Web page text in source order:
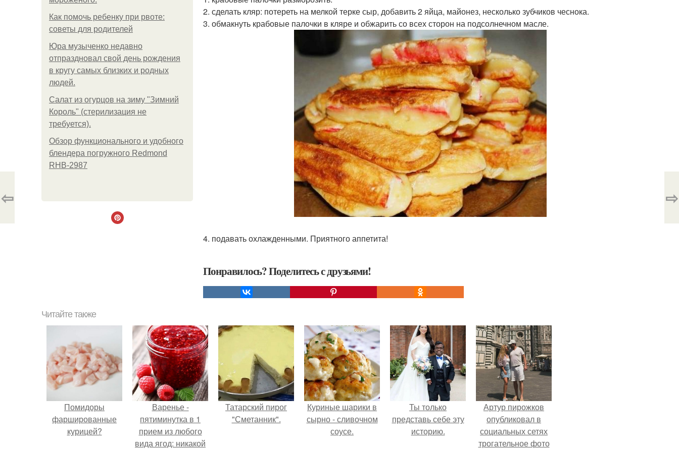
Как помочь ребенку при рвоте:
советы для родителей
Юра музыченко недавно
отпраздновал свой день рождения
в кругу самых близких и родных
людей.
Салат из огурцов на зиму "Зимний
Король" (стерилизация не
требуется).
Обзор функционального и удобного
блендера погружного Redmond
RHB-2987
2. сделать кляр: потереть на мелкой терке сыр, добавить 2 яйца, майонез, несколько зубчиков чеснока.
3. обмакнуть крабовые палочки в кляре и обжарить со всех сторон на подсолнечном масле.
4. подавать охлажденными. Приятного аппетита!
Понравилось? Поделитесь с друзьями!
⇦ ⇨
Читайте также
Помидоры
фаршированные
курицей?
Варенье -
пятиминутка в 1
прием из любого
вида ягод: никакой
Татарский пирог
"Сметанник".
Куриные шарики в
сырно - сливочном
соусе.
Ты только
представь себе эту
историю.
Артур пирожков
опубликовал в
социальных сетях
трогательное фото